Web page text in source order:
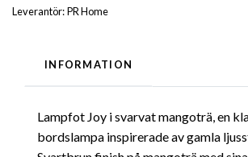
Leverantör:PR Home
INFORMATION
Lampfot Joy i svarvat mangoträ, en
bordslampa inspirerade av gamla